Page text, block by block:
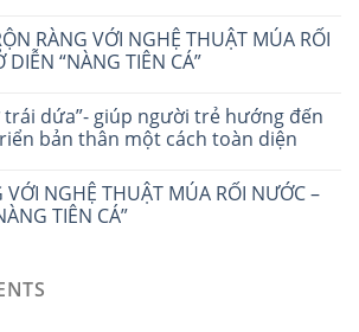
RÀNG VỚI NGHỆ THUẬT MÚA RỐI
DIỄN “NÀNG TIÊN CÁ”
trái dứa”- giúp người trẻ hướng đến
bản thân một cách toàn diện
VỚI NGHỆ THUẬT MÚA RỐI NƯỚC –
TIÊN CÁ”